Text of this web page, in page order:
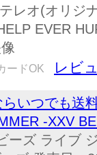
レオ(オリジ
EVER
ードOK レビ
らいつでも送
-XXV
ーズ ライブ